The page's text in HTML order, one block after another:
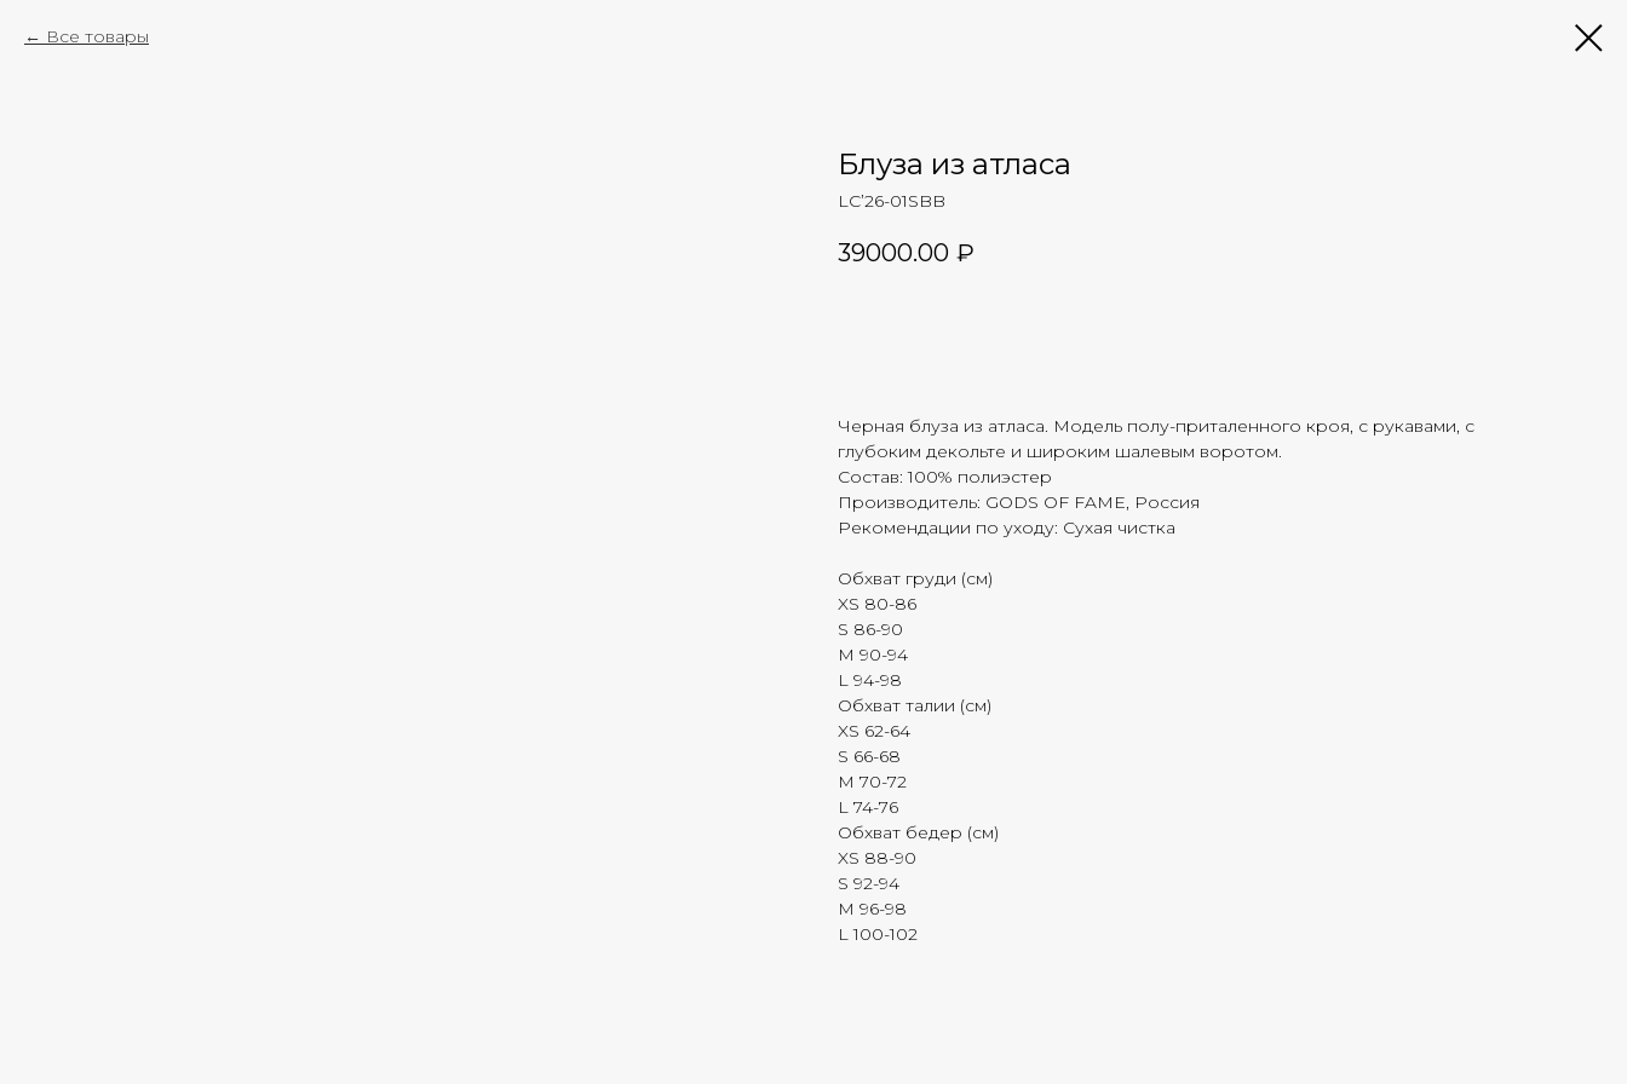
Все товары
Блуза из атласа
LC’26-01SBB
39000.00 ₽
Черная блуза из атласа. Модель полу-приталенного кроя, c рукавами, с
глубоким декольте и широким шалевым воротом.
Состав: 100% полиэстер
Производитель: GODS OF FAME, Россия
Рекомендации по уходу: Сухая чистка
Обхват груди (см)
XS 80-86
S 86-90
M 90-94
L 94-98
Обхват талии (см)
XS 62-64
S 66-68
M 70-72
L 74-76
Обхват бедер (см)
XS 88-90
S 92-94
M 96-98
L 100-102